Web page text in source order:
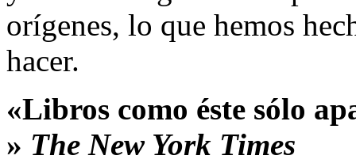
orígenes, lo que hemos
hacer.
«Libros como éste sólo
» The New York Times